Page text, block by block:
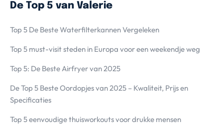
De Top 5 van Valerie
Top 5 De Beste Waterfilterkannen Vergeleken
Top 5 must-visit steden in Europa voor een weekendje weg
Top 5: De Beste Airfryer van 2025
De Top 5 Beste Oordopjes van 2025 – Kwaliteit, Prijs en
Specificaties
Top 5 eenvoudige thuisworkouts voor drukke mensen